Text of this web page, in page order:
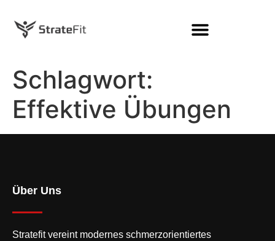
Schlagwort:
Effektive Übungen
Über Uns
Stratefit vereint modernes schmerzorientiertes